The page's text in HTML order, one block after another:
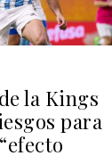
la Kings
para